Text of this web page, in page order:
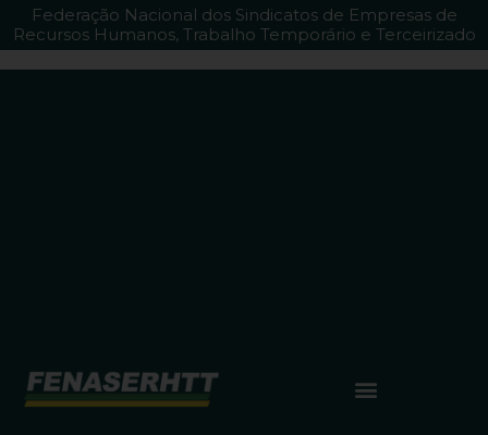
Federação Nacional dos Sindicatos de Empresas de
Recursos Humanos, Trabalho Temporário e Terceirizado